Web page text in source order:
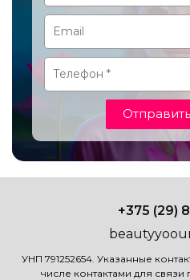
+375 (29)
УНП 791252654. Указанные
числе контактами для